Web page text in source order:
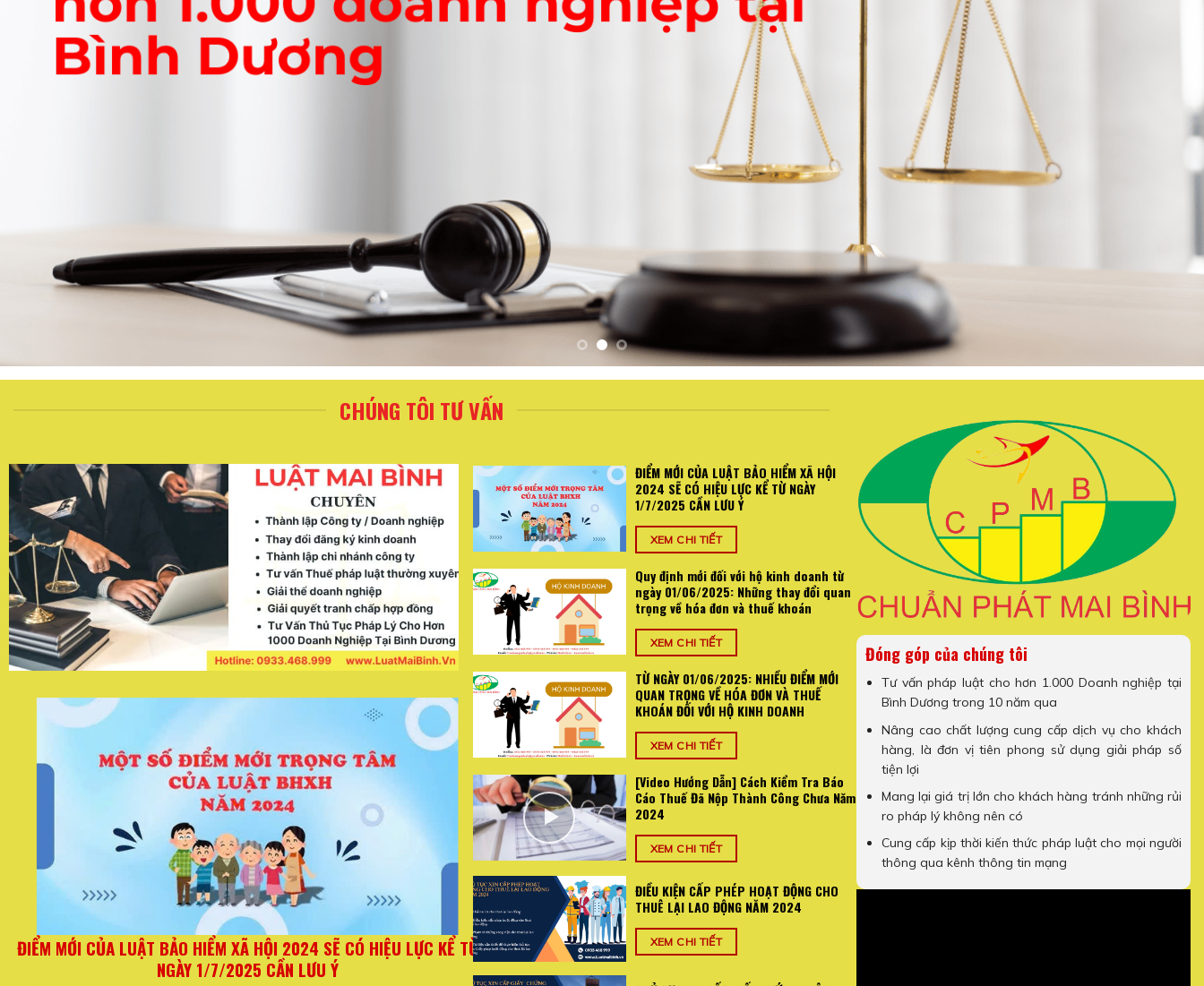
CHÚNG TÔI TƯ VẤN
Quy định mới đối với hộ kinh doanh từ ngày 01/06/2025: Những
thay đổi quan trọng về hóa đơn và thuế khoán
TỪ NGÀY 01/06/2025: NHIỀU ĐIỂM MỚI QUAN TRỌNG VỀ HÓA ĐƠN
VÀ THUẾ KHOÁN ĐỐI VỚI HỘ KINH DOANH
ĐIỂM MỚI CỦA LUẬT BẢO HIỂM XÃ HỘI
2024 SẼ CÓ HIỆU LỰC KỂ TỪ NGÀY
1/7/2025 CẦN LƯU Ý
XEM CHI TIẾT
Quy định mới đối với hộ kinh doanh từ
ngày 01/06/2025: Những thay đổi quan
trọng về hóa đơn và thuế khoán
XEM CHI TIẾT
TỪ NGÀY 01/06/2025: NHIỀU ĐIỂM MỚI
QUAN TRỌNG VỀ HÓA ĐƠN VÀ THUẾ
KHOÁN ĐỐI VỚI HỘ KINH DOANH
XEM CHI TIẾT
[Video Hướng Dẫn] Cách Kiểm Tra Báo
Cáo Thuế Đã Nộp Thành Công Chưa Năm
2024
XEM CHI TIẾT
ĐIỀU KIỆN CẤP PHÉP HOẠT ĐỘNG CHO
THUÊ LẠI LAO ĐỘNG NĂM 2024
XEM CHI TIẾT
Đóng góp của chúng tôi
Tư vấn pháp luật cho hơn 1.000 Doanh nghiệp tại
Bình Dương trong 10 năm qua
Nâng cao chất lượng cung cấp dịch vụ cho khách
hàng, là đơn vị tiên phong sử dụng giải pháp số
tiện lợi
Mang lại giá trị lớn cho khách hàng tránh những rủi
ro pháp lý không nên có
Cung cấp kịp thời kiến thức pháp luật cho mọi người
thông qua kênh thông tin mạng